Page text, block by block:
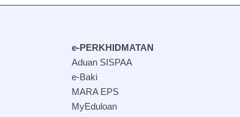
e-PERKHIDMATAN
Aduan SISPAA
e-Baki
MARA EPS
MyEduloan